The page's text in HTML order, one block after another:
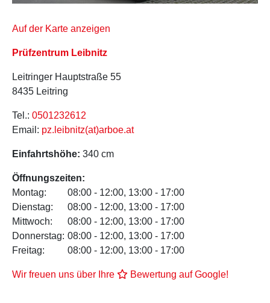
Auf der Karte anzeigen
Prüfzentrum Leibnitz
Leitringer Hauptstraße 55
8435 Leitring
Tel.: 0501232612
Email: pz.leibnitz(at)arboe.at
Einfahrtshöhe: 340 cm
Öffnungszeiten:
Montag:
08:00 - 12:00, 13:00 - 17:00
Dienstag:
08:00 - 12:00, 13:00 - 17:00
Mittwoch:
08:00 - 12:00, 13:00 - 17:00
Donnerstag: 08:00 - 12:00, 13:00 - 17:00
Freitag:
08:00 - 12:00, 13:00 - 17:00
Wir freuen uns über Ihre Bewertung auf Google!